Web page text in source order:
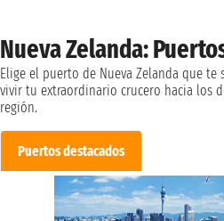
Nueva Zelanda:
Elige el puerto de Nueva Zelanda que te
vivir tu extraordinario crucero hacia los
región.
Puertos destacados